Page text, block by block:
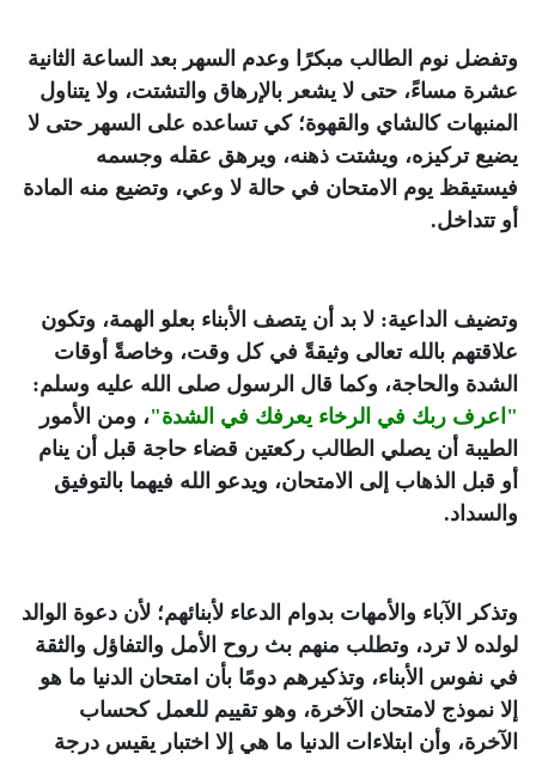
وتفضل نوم الطالب مبكرًا وعدم السهر بعد الساعة الثانية
عشرة مساءً، حتى لا يشعر بالإرهاق والتشتت، ولا يتناول
المنبهات كالشاي والقهوة؛ كي تساعده على السهر حتى لا
يضيع تركيزه، ويشتت ذهنه، ويرهق عقله وجسمه
فيستيقظ يوم الامتحان في حالة لا وعي، وتضيع منه المادة
أو تتداخل.
وتضيف الداعية: لا بد أن يتصف الأبناء بعلو الهمة، وتكون
علاقتهم بالله تعالى وثيقةً في كل وقت، وخاصةً أوقات
الشدة والحاجة، وكما قال الرسول صلى الله عليه وسلم:
"اعرف ربك في الرخاء يعرفك في الشدة"، ومن الأمور
الطيبة أن يصلي الطالب ركعتين قضاء حاجة قبل أن ينام
أو قبل الذهاب إلى الامتحان، ويدعو الله فيهما بالتوفيق
والسداد.
وتذكر الآباء والأمهات بدوام الدعاء لأبنائهم؛ لأن دعوة الوالد
لولده لا ترد، وتطلب منهم بث روح الأمل والتفاؤل والثقة
في نفوس الأبناء، وتذكيرهم دومًا بأن امتحان الدنيا ما هو
إلا نموذج لامتحان الآخرة، وهو تقييم للعمل كحساب
الآخرة، وأن ابتلاءات الدنيا ما هي إلا اختبار يقيس درجة